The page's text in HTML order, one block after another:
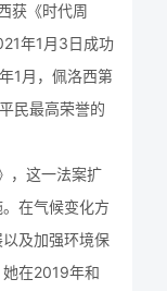
获《时代周
年1月3日成功
1月，佩洛西第
民最高荣誉的
，这一法案扩
在气候变化方
及加强环境保
在2019年和